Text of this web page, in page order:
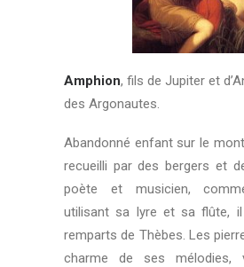
Amphion, fils de Jupiter et
des Argonautes.
Abandonné enfant sur le
recueilli par des bergers et
poète et musicien,
utilisant sa lyre et sa flûte,
remparts de Thèbes. Les
charme de ses mélodies,